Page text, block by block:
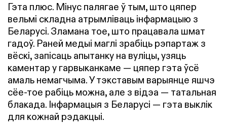
Гэта плюс. Мінус палягае ў тым, што цяпер
вельмі складна атрымліваць інфармацыю з
Беларусі. Зламана тое, што працавала шмат
гадоў. Раней медыі маглі зрабіць рэпартаж з
вёскі, запісаць апытанку на вуліцы, узяць
каментар у гарвыканкаме — цяпер гэта ўсё
амаль немагчыма. У тэкставым варыянце яшчэ
сёе-тое рабіць можна, але з відэа — татальная
блакада. Інфармацыя з Беларусі — гэта выклік
для кожнай рэдакцыі.